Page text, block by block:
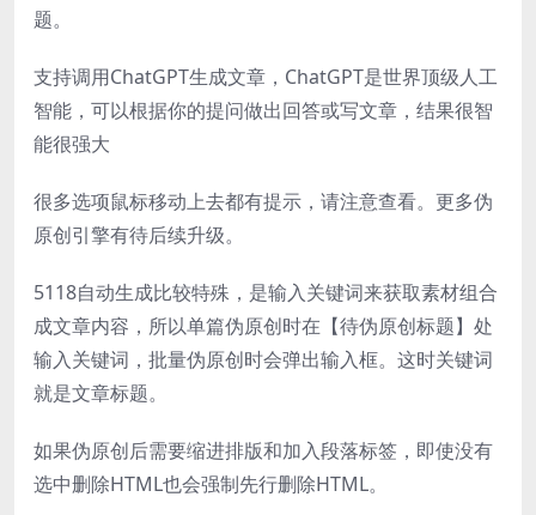
题。
支持调用ChatGPT生成文章，ChatGPT是世界顶级人工
智能，可以根据你的提问做出回答或写文章，结果很智
能很强大
很多选项鼠标移动上去都有提示，请注意查看。更多伪
原创引擎有待后续升级。
5118自动生成比较特殊，是输入关键词来获取素材组合
成文章内容，所以单篇伪原创时在【待伪原创标题】处
输入关键词，批量伪原创时会弹出输入框。这时关键词
就是文章标题。
如果伪原创后需要缩进排版和加入段落标签，即使没有
选中删除HTML也会强制先行删除HTML。